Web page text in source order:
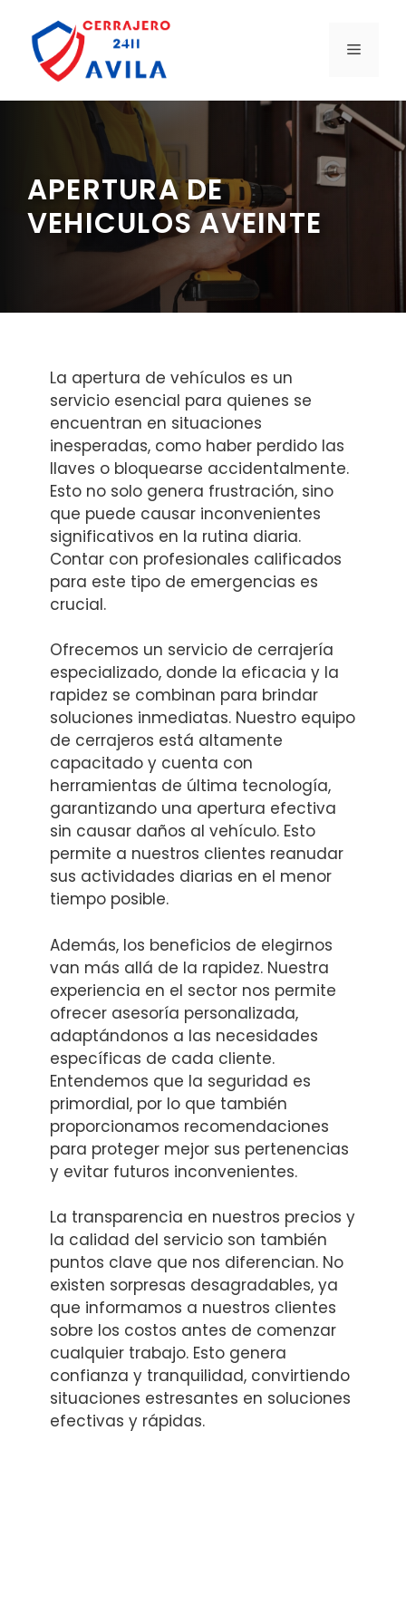
contenido
MENÚ
APERTURA DE
VEHICULOS AVEINTE
La apertura de vehículos es un
servicio esencial para quienes se
encuentran en situaciones
inesperadas, como haber perdido las
llaves o bloquearse accidentalmente.
Esto no solo genera frustración, sino
que puede causar inconvenientes
significativos en la rutina diaria.
Contar con profesionales calificados
para este tipo de emergencias es
crucial.
Ofrecemos un servicio de cerrajería
especializado, donde la eficacia y la
rapidez se combinan para brindar
soluciones inmediatas. Nuestro equipo
de cerrajeros está altamente
capacitado y cuenta con
herramientas de última tecnología,
garantizando una apertura efectiva
sin causar daños al vehículo. Esto
permite a nuestros clientes reanudar
sus actividades diarias en el menor
tiempo posible.
Además, los beneficios de elegirnos
van más allá de la rapidez. Nuestra
experiencia en el sector nos permite
ofrecer asesoría personalizada,
adaptándonos a las necesidades
específicas de cada cliente.
Entendemos que la seguridad es
primordial, por lo que también
proporcionamos recomendaciones
para proteger mejor sus pertenencias
y evitar futuros inconvenientes.
La transparencia en nuestros precios y
la calidad del servicio son también
puntos clave que nos diferencian. No
existen sorpresas desagradables, ya
que informamos a nuestros clientes
sobre los costos antes de comenzar
cualquier trabajo. Esto genera
confianza y tranquilidad, convirtiendo
situaciones estresantes en soluciones
efectivas y rápidas.